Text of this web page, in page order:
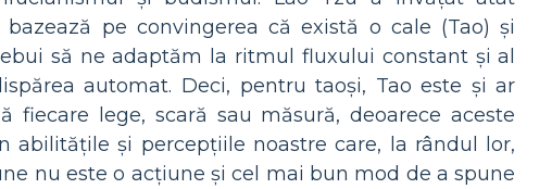
pe convingerea că există o cale (Tao) și
să ne adaptăm la ritmul fluxului constant și al
automat. Deci, pentru taoși, Tao este și ar
fiecare lege, scară sau măsură, deoarece aceste
și percepțiile noastre care, la rândul lor,
nu este o acțiune și cel mai bun mod de a spune